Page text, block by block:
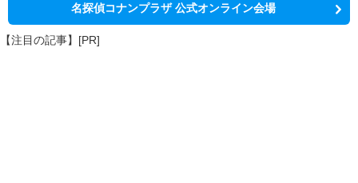
名探偵コナンプラザ 公式オンライン会場
【注目の記事】[PR]